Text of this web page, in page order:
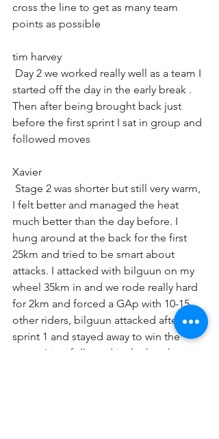
cross the line to get as many team
points as possible
tim harvey
started off the day in the early break .
Then after being brought back just
before the first sprint I sat in group and
followed moves
Xavier
I felt better and managed the heat
much better than the day before. I
hung around at the back for the first
25km and tried to be smart about
attacks. I attacked with bilguun on my
wheel 35km in and we rode really hard
for 2km and forced a GAp with 10-15
other riders, bilguun attacked after
sprint 1 and stayed away to win the
stage, I just followed in the break away